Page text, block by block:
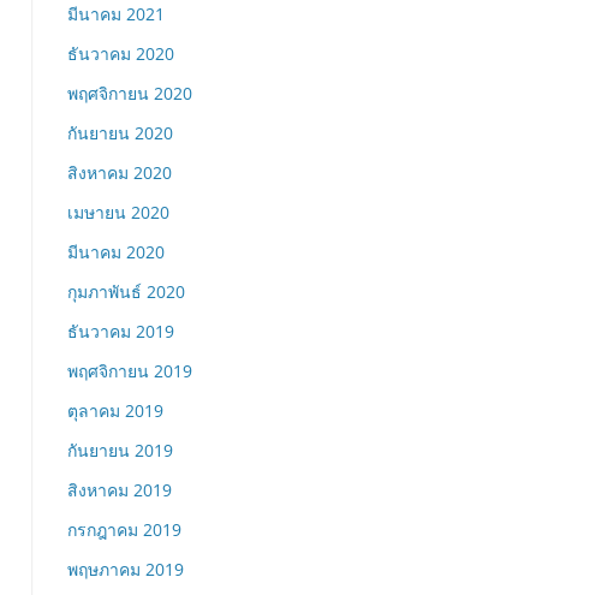
มีนาคม 2021
ธันวาคม 2020
พฤศจิกายน 2020
กันยายน 2020
สิงหาคม 2020
เมษายน 2020
มีนาคม 2020
กุมภาพันธ์ 2020
ธันวาคม 2019
พฤศจิกายน 2019
ตุลาคม 2019
กันยายน 2019
สิงหาคม 2019
กรกฎาคม 2019
พฤษภาคม 2019